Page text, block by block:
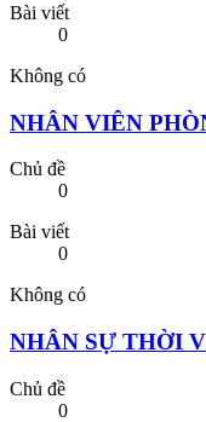
Bài viết
0
Không có
NHÂN VIÊN
Chủ đề
0
Bài viết
0
Không có
NHÂN SỰ THỜI
Chủ đề
0